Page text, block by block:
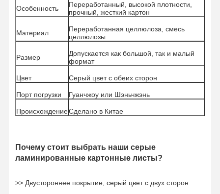
Дом Продукты
Особенность
Переработанный, высокой плотности,
прочный, жесткий картон
Материал
Переработанная целлюлоза, смесь
целлюлозы
Размер
Допускается как большой, так и малый
формат
Цвет Серый цвет с обеих сторон
Порт погрузки Гуанчжоу или Шэньчжэнь
ПроисхождениеСделано в Китае
Почему стоит выбрать наши серые
ламинированные картонные листы?
>> Двустороннее покрытие, серый цвет с двух сторон